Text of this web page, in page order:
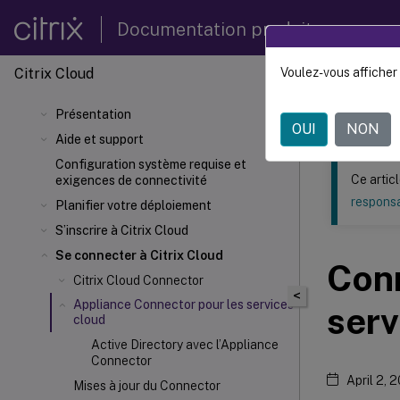
Documentation produit
Citrix Cloud
Présentation
Aide et support
Configuration système requise et
exigences de connectivité
Planifier votre déploiement
S’inscrire à Citrix Cloud
Se connecter à Citrix Cloud
Citrix Cloud Connector
Appliance Connector pour les services
cloud
Active Directory avec l’Appliance
Connector
Mises à jour du Connector
Ce contenu a
Citrix
<
Ce
April 2,
Voulez-vous
OUI NON